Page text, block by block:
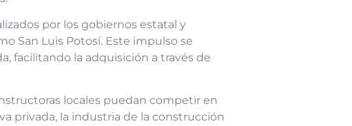
por los gobiernos estatal y
San Luis Potosí. Este impulso se
facilitando la adquisición a través de
locales puedan competir en
privada, la industria de la construcción